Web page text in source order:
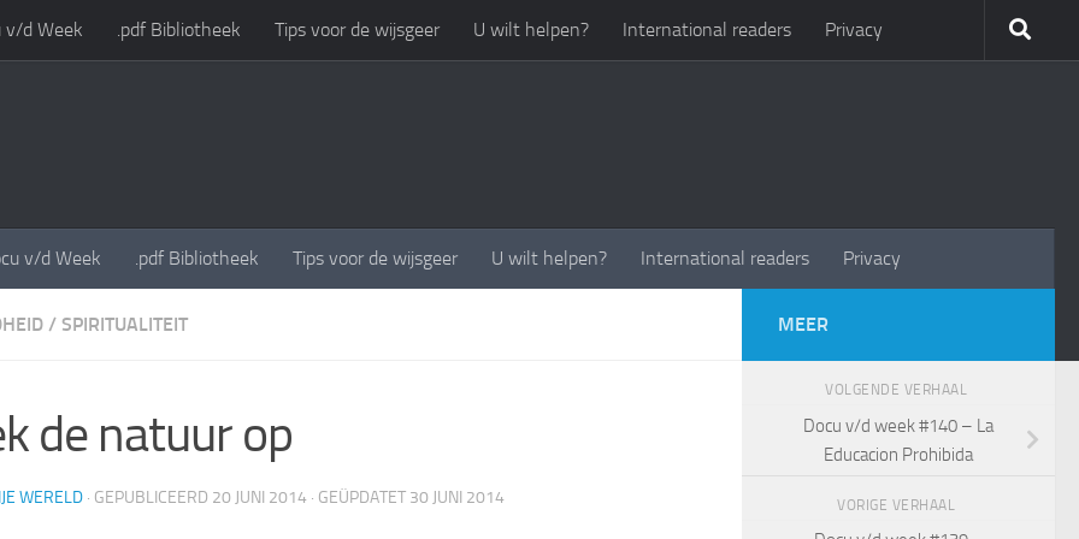
v/d Week .pdf Bibliotheek Tips voor de wijsgeer U wilt helpen? International readers Privacy
v/d Week .pdf Bibliotheek Tips voor de wijsgeer U wilt helpen? International readers Privacy
/ SPIRITUALITEIT
de natuur op
WERELD · GEPUBLICEERD 20 JUNI 2014 · GEÜPDATET 30 JUNI 2014
MEER
VOLGENDE VERHAAL
Docu v/d week #140 – La
Educacion Prohibida
VORIGE VERHAAL